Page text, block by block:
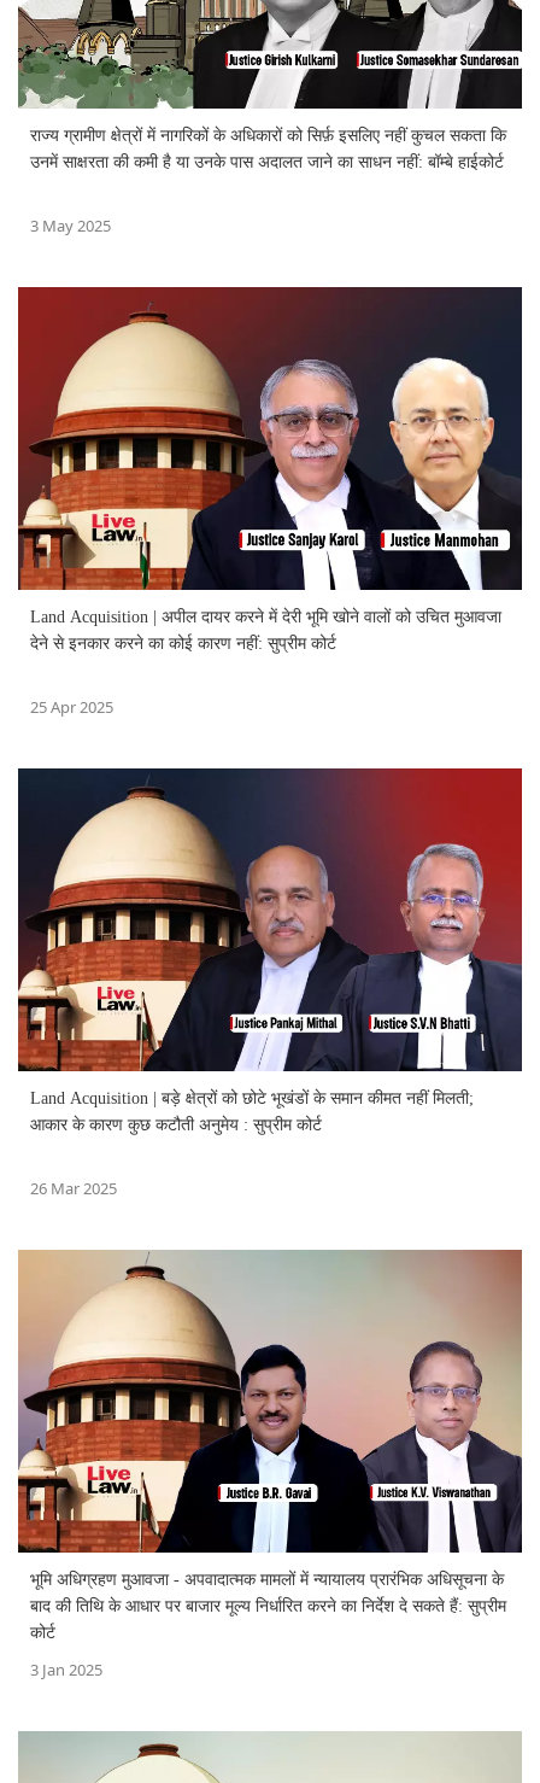
राज्य ग्रामीण क्षेत्रों में नागरिकों के अधिकारों को सिर्फ़ इसलिए नहीं कुचल सकता कि
उनमें साक्षरता की कमी है या उनके पास अदालत जाने का साधन नहीं: बॉम्बे हाईकोर्ट
3 May 2025
Land Acquisition | अपील दायर करने में देरी भूमि खोने वालों को उचित मुआवजा
देने से इनकार करने का कोई कारण नहीं: सुप्रीम कोर्ट
25 Apr 2025
Land Acquisition | बड़े क्षेत्रों को छोटे भूखंडों के समान कीमत नहीं मिलती;
आकार के कारण कुछ कटौती अनुमेय : सुप्रीम कोर्ट
26 Mar 2025
भूमि अधिग्रहण मुआवजा - अपवादात्मक मामलों में न्यायालय प्रारंभिक अधिसूचना के
बाद की तिथि के आधार पर बाजार मूल्य निर्धारित करने का निर्देश दे सकते हैं: सुप्रीम
कोर्ट
3 Jan 2025